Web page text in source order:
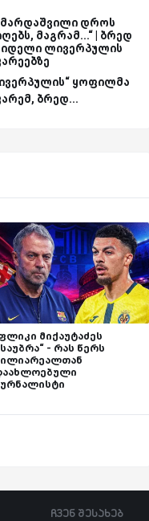
დროს
მაგრამ...“ | ბრედ
ლივერპულის
ყოფილმა
ბრედ...
მიქაუტაძეს
- რას წერს
ჩვენ შესახებ